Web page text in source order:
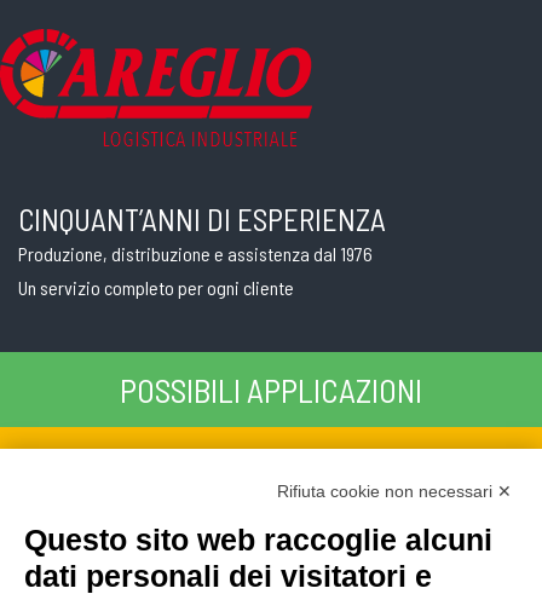
CINQUANT’ANNI DI ESPERIENZA
Produzione, distribuzione e assistenza dal 1976
Un servizio completo per ogni cliente
POSSIBILI APPLICAZIONI
PREVENTIVO SU MISURA
Rifiuta cookie non necessari ✕
Questo sito web raccoglie alcuni
dati personali dei visitatori e